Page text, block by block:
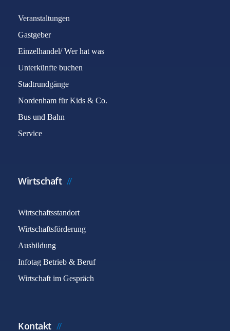
Veranstaltungen
Gastgeber
Einzelhandel/ Wer hat was
Unterkünfte buchen
Stadtrundgänge
Nordenham für Kids & Co.
Bus und Bahn
Service
Wirtschaft
Wirtschaftsstandort
Wirtschaftsförderung
Ausbildung
Infotag Betrieb & Beruf
Wirtschaft im Gespräch
Kontakt